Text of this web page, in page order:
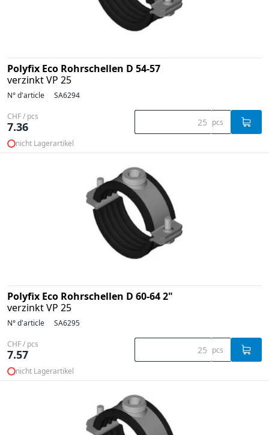
Polyfix Eco Rohrschellen D 54-57
verzinkt VP 25
N° d'article SA6294
CHF / pcs
7.36 pcs
nicht Lagerartikel
Polyfix Eco Rohrschellen D 60-64 2"
verzinkt VP 25
N° d'article SA6295
CHF / pcs
7.57 pcs
nicht Lagerartikel